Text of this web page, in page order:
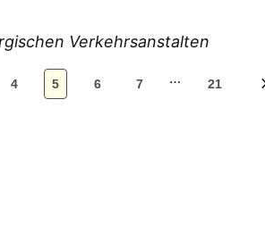
Verkehrsanstalten
4 5 6 7 … 21